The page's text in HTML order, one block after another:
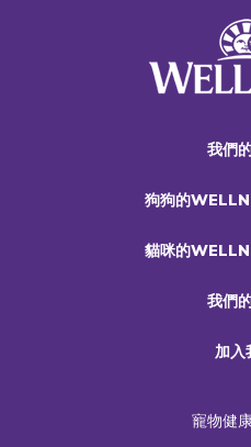
我們
狗狗的
貓咪的
我們
加入
寵物健